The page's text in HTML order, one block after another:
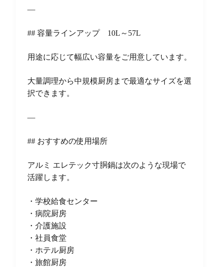
—
## 容量ラインアップ 10L～57L
用途に応じて幅広い容量をご用意しています。
大量調理から中規模厨房まで最適なサイズを選
択できます。
—
## おすすめの使用場所
アルミ エレテック寸胴鍋は次のような現場で
活躍します。
・学校給食センター
・病院厨房
・介護施設
・社員食堂
・ホテル厨房
・旅館厨房